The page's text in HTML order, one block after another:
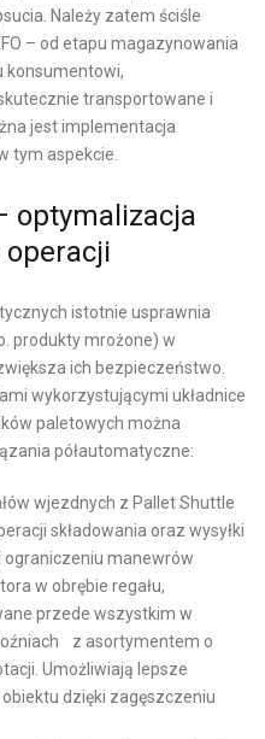
Należy zatem ściśle
– od etapu magazynowania
konsumentowi,
transportowane i
jest implementacja
tym aspekcie.
optymalizacja
operacji
istotnie usprawnia
produkty mrożone) w
ich bezpieczeństwo.
wykorzystującymi układnice
paletowych można
półautomatyczne:
wjezdnych z Pallet Shuttle
składowania oraz wysyłki
ograniczeniu manewrów
w obrębie regału,
przede wszystkim w
z asortymentem o
Umożliwiają lepsze
dzięki zagęszczeniu